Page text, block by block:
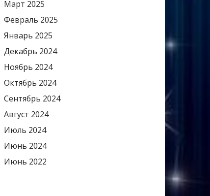
Март 2025
Февраль 2025
Январь 2025
Декабрь 2024
Ноябрь 2024
Октябрь 2024
Сентябрь 2024
Август 2024
Июль 2024
Июнь 2024
Июнь 2022